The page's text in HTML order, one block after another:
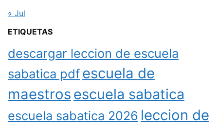
« Jul
ETIQUETAS
descargar leccion de escuela
sabatica pdfescuela de
maestros escuela sabatica
escuela sabatica 2026 leccion de